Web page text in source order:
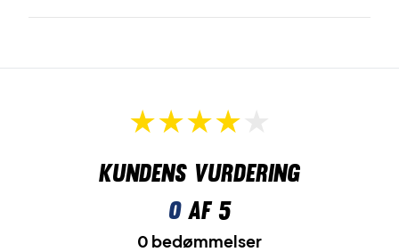
Kundens vurdering
0af 5
0 bedømmelser